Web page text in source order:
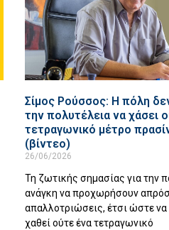
Σίμος Ρούσσος: Η πόλη
την πολυτέλεια να χάσει
τετραγωνικό μέτρο
(βίντεο)
26/06/2026
Τη ζωτικής σημασίας για την
ανάγκη να προχωρήσουν
απαλλοτριώσεις, έτσι ώστε να
χαθεί ούτε ένα τετραγωνικό